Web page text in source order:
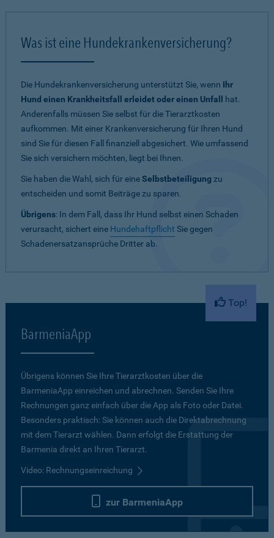
Was ist eine Hundekrankenversicherung?
Die Hundekrankenversicherung unterstützt Sie, wenn Ihr
Hund einen Krankheitsfall erleidet oder einen Unfall
hat.
Anderenfalls müssen Sie selbst für die Tierarztkosten
aufkommen. Mit einer Krankenversicherung für Ihren Hund
sind Sie für diesen Fall finanziell abgesichert. Wie umfassend
Sie sich versichern möchten, liegt bei Ihnen.
Sie haben die Wahl, sich für eineSelbstbeteiligung zu
entscheiden und somit Beiträge zu sparen.
Übrigens: In dem Fall, dass Ihr Hund selbst einen Schaden
verursacht, sichert eine Hundehaftpflicht Sie gegen
Schadenersatzansprüche Dritter ab.
Top!
BarmeniaApp
Übrigens können Sie Ihre Tierarztkosten über die
BarmeniaApp einreichen und abrechnen. Senden Sie Ihre
Rechnungen ganz einfach über die App als Foto oder Datei.
Besonders praktisch: Sie können auch die Direktabrechnung
mit dem Tierarzt wählen. Dann erfolgt die Erstattung der
Barmenia direkt an Ihren Tierarzt.
Video: Rechnungseinreichung
zur BarmeniaApp